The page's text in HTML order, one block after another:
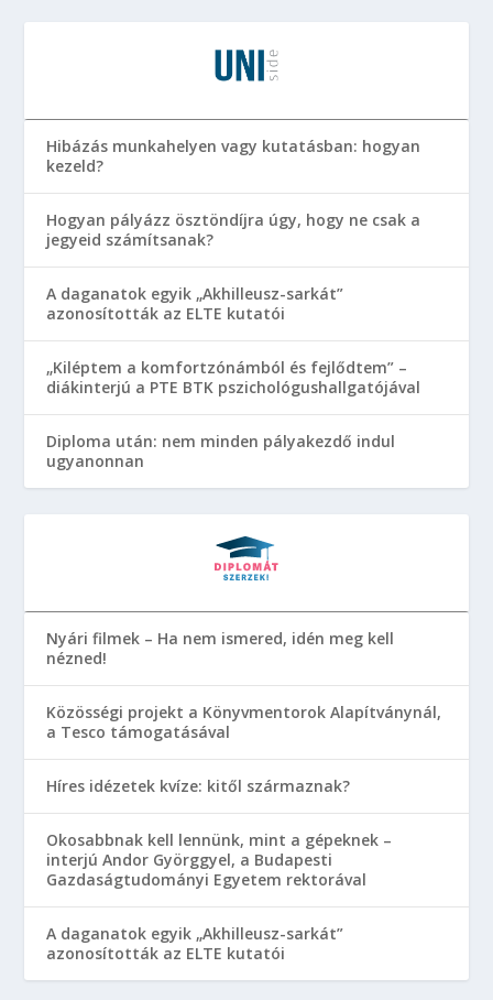
Hibázás munkahelyen vagy kutatásban: hogyan
kezeld?
Hogyan pályázz ösztöndíjra úgy, hogy ne csak a
jegyeid számítsanak?
A daganatok egyik „Akhilleusz-sarkát”
azonosították az ELTE kutatói
„Kiléptem a komfortzónámból és fejlődtem” –
diákinterjú a PTE BTK pszichológushallgatójával
Diploma után: nem minden pályakezdő indul
ugyanonnan
Nyári filmek – Ha nem ismered, idén meg kell
nézned!
Közösségi projekt a Könyvmentorok Alapítványnál,
a Tesco támogatásával
Híres idézetek kvíze: kitől származnak?
Okosabbnak kell lennünk, mint a gépeknek –
interjú Andor Györggyel, a Budapesti
Gazdaságtudományi Egyetem rektorával
A daganatok egyik „Akhilleusz-sarkát”
azonosították az ELTE kutatói